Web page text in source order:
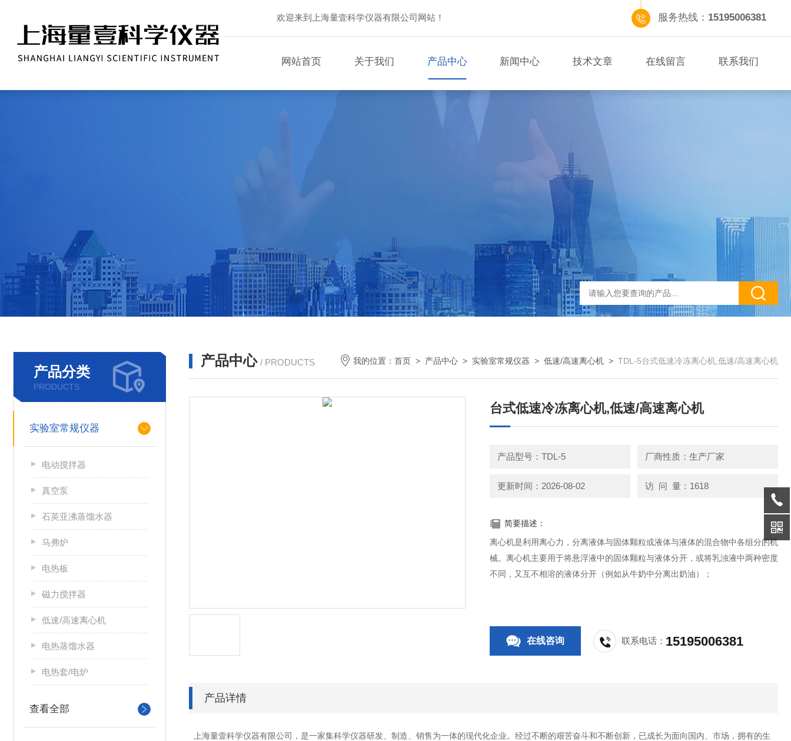
欢迎来到上海量壹科学仪器有限公司网站！ 服务热线： 15195006381
网站首页 关于我们 产品中心 新闻中心 技术文章 在线留言 联系我们
产品分类
PRODUCTS
实验室常规仪器
电动搅拌器
真空泵
石英亚沸蒸馏水器
马弗炉
电热板
磁力搅拌器
低速/高速离心机
电热蒸馏水器
电热套/电炉
查看全部
产品中心 / PRODUCTS 我的位置： 首页 > 产品中心 > 实验室常规仪器 > 低速/高速离心机 > TDL-5台式低速冷冻离心机,低速/高速离心机
台式低速冷冻离心机,低速/高速离心机
产品型号：TDL-5 厂商性质：生产厂家
更新时间：2026-08-02 访 问 量：1618
简要描述：
离心机是利用离心力，分离液体与固体颗粒或液体与液体的混合物中各组分的机
械。离心机主要用于将悬浮液中的固体颗粒与液体分开，或将乳浊液中两种密度
不同，又互不相溶的液体分开（例如从牛奶中分离出奶油）；
在线咨询 联系电话： 15195006381
产品详情
上海量壹科学仪器有限公司，是一家集科学仪器研发、制造、销售为一体的现代化企业。经过不断的艰苦奋斗和不断创新，已成长为面向国内、市场，拥有的生